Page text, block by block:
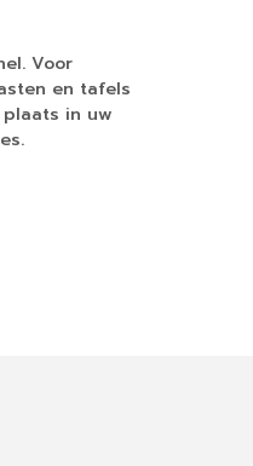
Voor
en tafels
in uw